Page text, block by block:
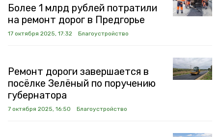
Более 1 млрд рублей потратили
на ремонт дорог в Предгорье
17 октября 2025, 17:32 Благоустройство
Ремонт дороги завершается в
посёлке Зелёный по поручению
губернатора
7 октября 2025, 16:50 Благоустройство